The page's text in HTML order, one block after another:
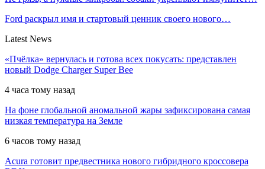
Ford раскрыл имя и стартовый ценник своего нового…
Latest News
«Пчёлка» вернулась и готова всех покусать: представлен
новый Dodge Charger Super Bee
4 часа тому назад
На фоне глобальной аномальной жары зафиксирована самая
низкая температура на Земле
6 часов тому назад
Acura готовит предвестника нового гибридного кроссовера